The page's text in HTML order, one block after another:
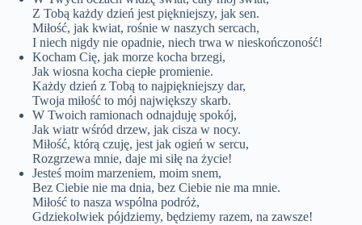
Z Tobą każdy dzień jest piękniejszy, jak sen.
Miłość, jak kwiat, rośnie w naszych sercach,
I niech nigdy nie opadnie, niech trwa w nieskończoność!
Kocham Cię, jak morze kocha brzegi,
Jak wiosna kocha ciepłe promienie.
Każdy dzień z Tobą to najpiękniejszy dar,
Twoja miłość to mój największy skarb.
W Twoich ramionach odnajduję spokój,
Jak wiatr wśród drzew, jak cisza w nocy.
Miłość, którą czuję, jest jak ogień w sercu,
Rozgrzewa mnie, daje mi siłę na życie!
Jesteś moim marzeniem, moim snem,
Bez Ciebie nie ma dnia, bez Ciebie nie ma mnie.
Miłość to nasza wspólna podróż,
Gdziekolwiek pójdziemy, będziemy razem, na zawsze!